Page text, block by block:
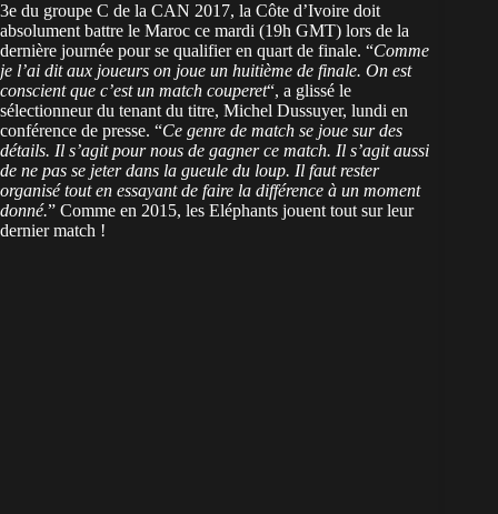
3e du groupe C de la CAN 2017, la Côte d’Ivoire doit
absolument battre le Maroc ce mardi (19h GMT) lors de la
dernière journée pour se qualifier en quart de finale. “Comme
je l’ai dit aux joueurs on joue un huitième de finale. On est
conscient que c’est un match couperet“, a glissé le
sélectionneur du tenant du titre, Michel Dussuyer, lundi en
conférence de presse. “Ce genre de match se joue sur des
détails. Il s’agit pour nous de gagner ce match. Il s’agit aussi
de ne pas se jeter dans la gueule du loup. Il faut rester
organisé tout en essayant de faire la différence à un moment
donné.” Comme en 2015, les Eléphants jouent tout sur leur
dernier match !